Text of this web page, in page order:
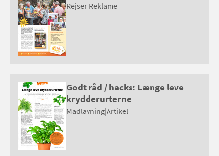
Rejser|Reklame
Godt råd / hacks: Længe leve
krydderurterne
Madlavning|Artikel